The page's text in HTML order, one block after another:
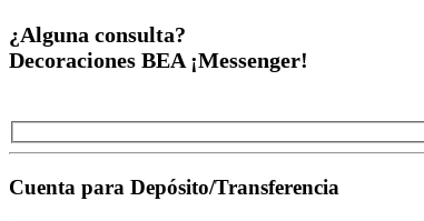
¿Alguna consulta?
Decoraciones BEA ¡Messenger!
Cuenta para Depósito/Transferencia